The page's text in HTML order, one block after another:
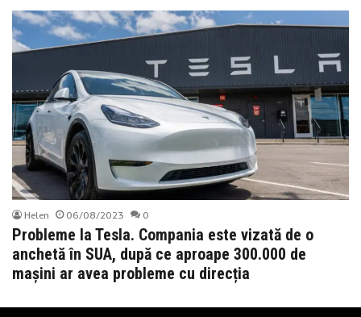
Helen 06/08/2023 0
Probleme la Tesla. Compania este vizată de o
anchetă în SUA, după ce aproape 300.000 de
mașini ar avea probleme cu direcția